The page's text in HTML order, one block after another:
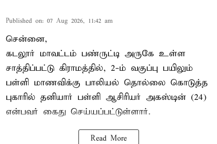
Published on: 07 Aug 2026, 11:42 am
சென்னை,
கடலூர் மாவட்டம் பண்ருட்டி அருகே உள்ள
சாத்திப்பட்டு கிராமத்தில், 2-ம் வகுப்பு பயிலும்
பள்ளி மாணவிக்கு பாலியல் தொல்லை கொடுத்த
புகாரில் தனியார் பள்ளி ஆசிரியர் அகஸ்டின் (24)
என்பவர் கைது செய்யப்பட்டுள்ளார்.
Read More